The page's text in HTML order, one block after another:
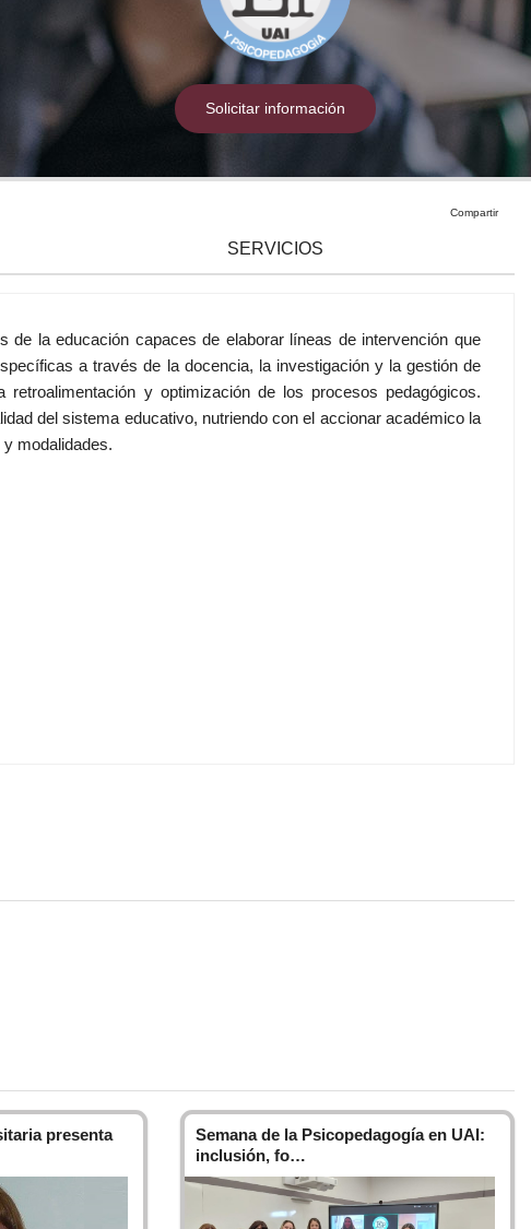
Solicitar información
Compartir
SERVICIOS
de la educación capaces de elaborar líneas de intervención que
a través de la docencia, la investigación y la gestión de
y optimización de los procesos pedagógicos.
del sistema educativo, nutriendo con el accionar académico la
modalidades.
presenta
Semana de la Psicopedagogía en UAI:
inclusión, fo…